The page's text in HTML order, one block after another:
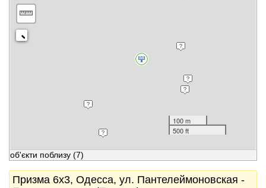
100 m
500 ft
об'єкти поблизу (7)
Призма 6x3, Одесса, ул. Пантелеймоновская -